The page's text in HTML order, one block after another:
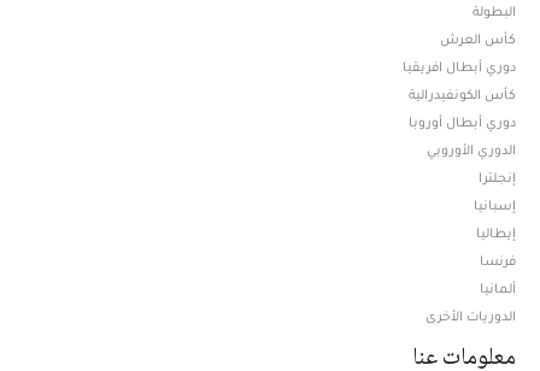
البطولة
كأس العرش
دوري أبطال افريقيا
كأس الكونفيدرالية
دوري أبطال أوروبا
الدوري الأوروبي
إنجلترا
إسبانيا
إيطاليا
فرنسا
ألمانيا
الدوريات الأخرى
معلومات عنا